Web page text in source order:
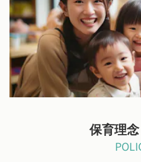
柔らかな雰囲気のウッドデッキで
の水浴びなど外遊びが出来ます。
保育理